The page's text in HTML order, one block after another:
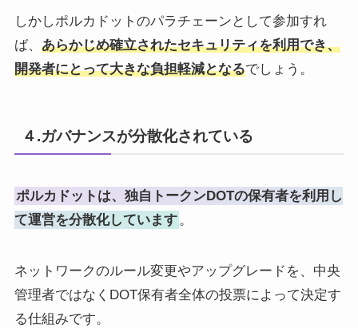
しかしポルカドットのパラチェーンとして参加すれ
ば、 あらかじめ確立されたセキュリティを利用でき、
開発者にとって大きな負担軽減となるでしょう。
４.ガバナンスが分散化されている
ポルカドットは、独自トークンDOTの保有者を利用し
て運営を分散化しています。
ネットワークのルール変更やアップグレードを、中央
管理者ではなくDOT保有者全体の投票によって決定す
る仕組みです。